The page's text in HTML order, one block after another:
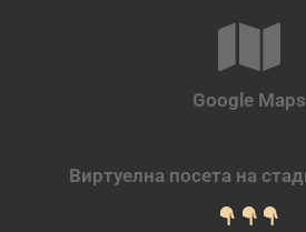
Google Maps
Виртуелна посета на